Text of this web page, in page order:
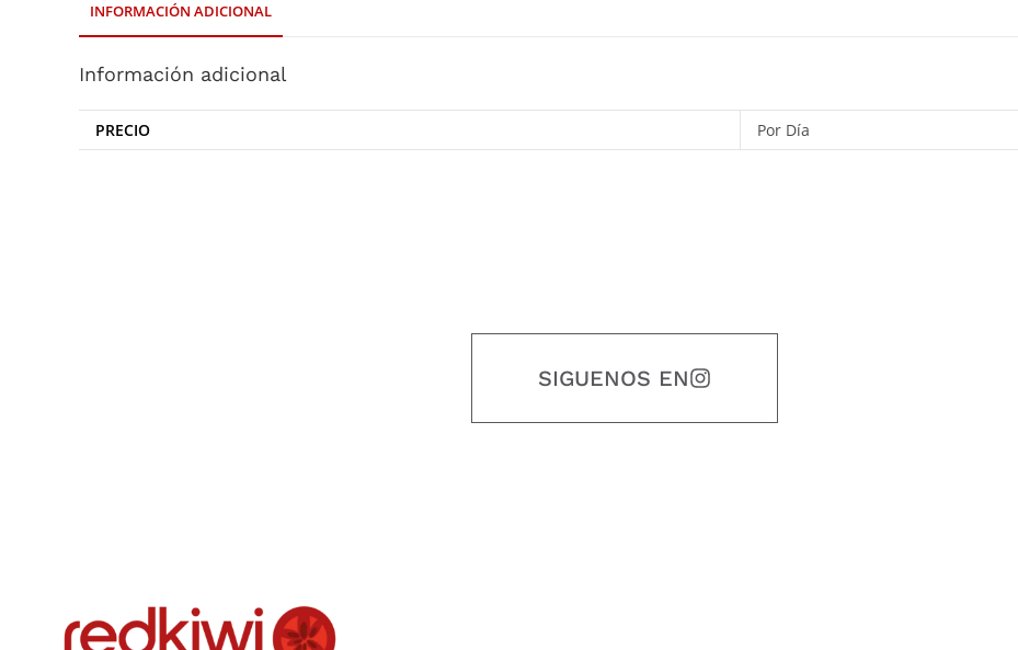
INFORMACIÓN ADICIONAL
Información adicional
PRECIO Por Día
SIGUENOS EN